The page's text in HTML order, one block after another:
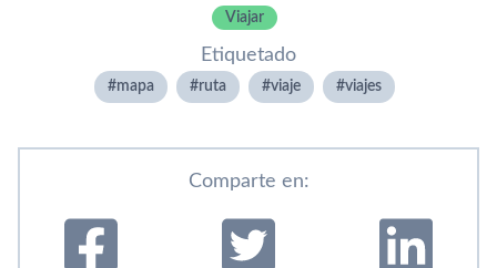
Viajar
Etiquetado
mapa ruta viaje viajes
Comparte en: